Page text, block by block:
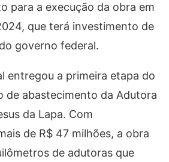
para a execução da obra em
que terá investimento de
governo federal.
entregou a primeira etapa do
de abastecimento da Adutora
da Lapa. Com
de R$ 47 milhões, a obra
de adutoras que